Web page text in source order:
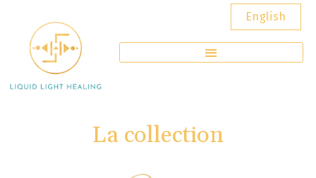
English
La collection